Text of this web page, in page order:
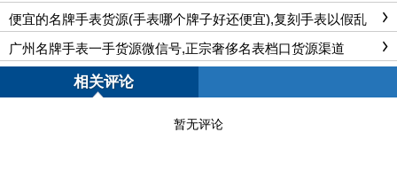
便宜的名牌手表货源(手表哪个牌子好还便宜),复刻手表以假乱
真
广州名牌手表一手货源微信号,正宗奢侈名表档口货源渠道
相关评论
暂无评论